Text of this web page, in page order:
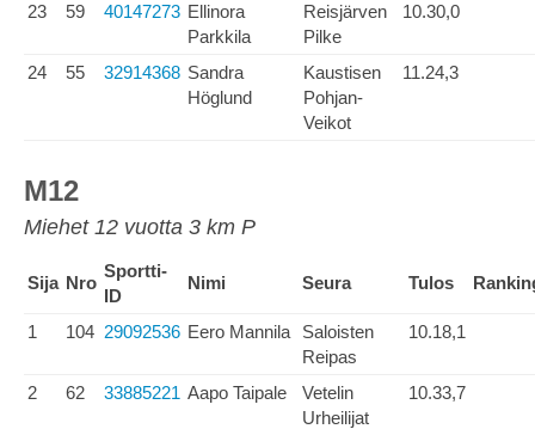
23 59 40147273 Ellinora
Parkkila
Reisjärven
Pilke
10.30,0
24 55 32914368 Sandra
Höglund
Kaustisen
Pohjan-
Veikot
11.24,3
M12
Miehet 12 vuotta 3 km P
Sija Nro
Sportti-
ID
Nimi Seura Tulos
1 104 29092536 Eero Mannila
Saloisten
Reipas
10.18,1
2 62 33885221 Aapo Taipale
Vetelin
Urheilijat
10.33,7